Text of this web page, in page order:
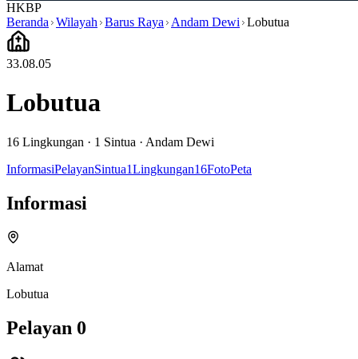
HKBP
Beranda Wilayah Barus Raya Andam Dewi Lobutua
33.08.05
Lobutua
16 Lingkungan · 1 Sintua · Andam Dewi
InformasiPelayanSintua1Lingkungan16FotoPeta
Informasi
Alamat
Lobutua
Pelayan 0